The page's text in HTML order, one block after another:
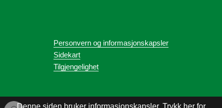
Personvern og informasjonskapsler
Sidekart
Tilgjengelighet
Denne siden bruker informasjonskapsler. Trykk her for